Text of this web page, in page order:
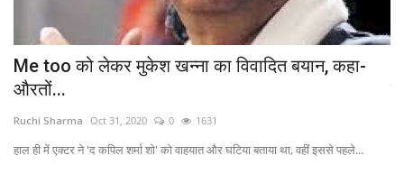
Me too को लेकर मुकेश खन्ना का विवादित बयान, कहा-
औरतों...
Ruchi Sharma Oct 31, 2020 0 1631
हाल ही में एक्टर ने 'द कपिल शर्मा शो' को वाहयात और घटिया बताया था, वहीं इससे पहले...